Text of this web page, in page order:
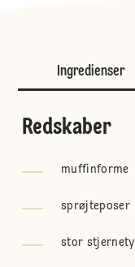
Ingredienser
Redskaber
muffinforme
sprøjteposer
stor stjernetyl